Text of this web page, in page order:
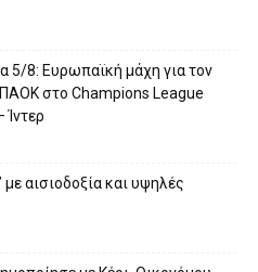
5/8: Ευρωπαϊκή μάχη για τον
στο Champions League
Ίντερ
αισιοδοξία και υψηλές